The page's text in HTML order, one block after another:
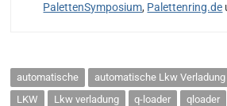
PalettenSymposium, Palettenring.de
automatische automatische Lkw Verladung
LKW
Lkw verladung q-loader qloader